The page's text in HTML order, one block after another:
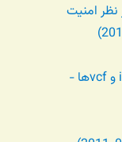
نظر امنیت
جادی تی وی ۰۰۷ – ipython notebook و vcfها -